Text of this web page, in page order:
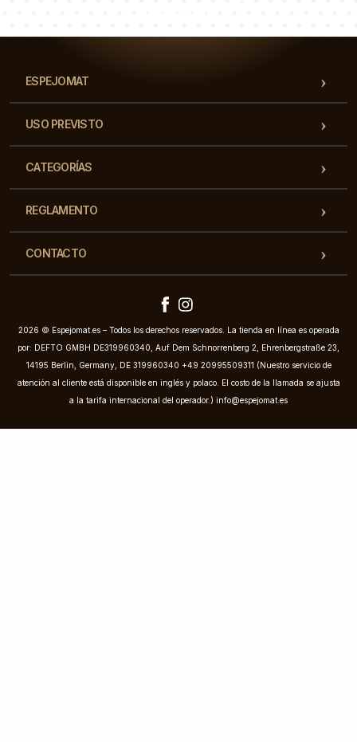
ESPEJOMAT
USO PREVISTO
CATEGORÍAS
REGLAMENTO
CONTACTO
2026 © Espejomat.es – Todos los derechos reservados. La tienda en línea es operada
por: DEFTO GMBH DE319960340, Auf Dem Schnorrenberg 2, Ehrenbergstraße 23,
14195 Berlin, Germany, DE 319960340 +49 20995509311 (Nuestro servicio de
atención al cliente está disponible en inglés y polaco. El costo de la llamada se ajusta
a la tarifa internacional del operador.) info@espejomat.es